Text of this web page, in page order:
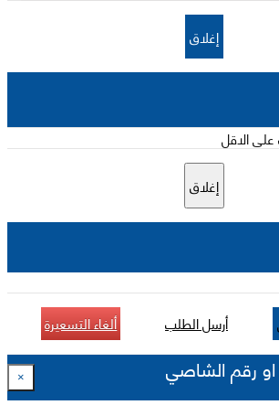
إغلاق
على الاقل
إغلاق
أرسل الطلب ألغاء التسعيرة
رقم الشاصي ×